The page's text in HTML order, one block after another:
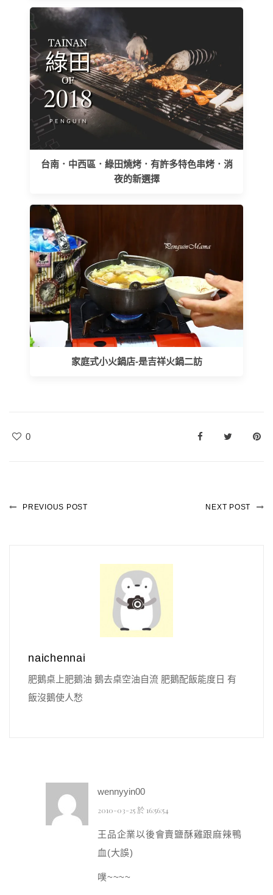
台南．中西區．綠田燒烤．有許多特色串烤．消
夜的新選擇
家庭式小火鍋店-是吉祥火鍋二訪
0
PREVIOUS POST NEXT POST
naichennai
肥鵝桌上肥鵝油 鵝去桌空油自流 肥鵝配飯能度日 有
飯沒鵝使人愁
wennyyin00
2010-03-25 於 16:56:54
王品企業以後會賣鹽酥雞跟麻辣鴨
血(大誤)
噗~~~~